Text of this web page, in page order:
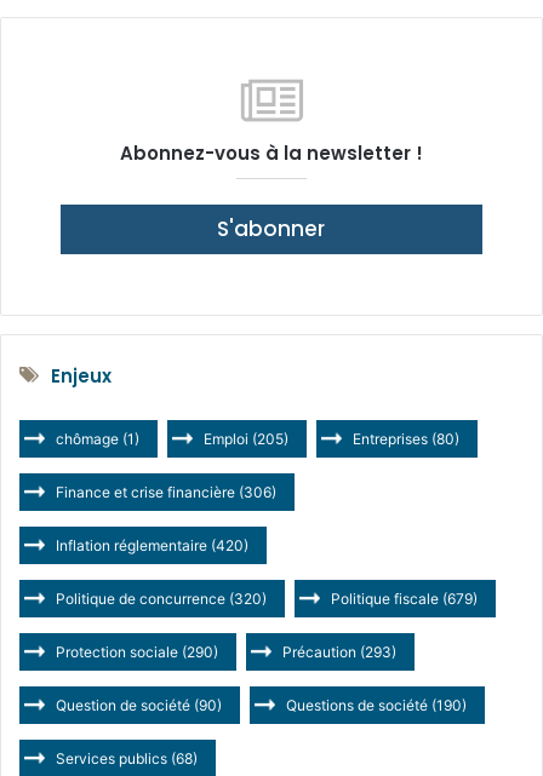
Abonnez-vous à la newsletter !
S'abonner
Enjeux
chômage (1) Emploi (205) Entreprises (80)
Finance et crise financière (306)
Inflation réglementaire (420)
Politique de concurrence (320) Politique fiscale (679)
Protection sociale (290) Précaution (293)
Question de société (90) Questions de société (190)
Services publics (68)